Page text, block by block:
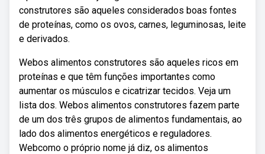
construtores são aqueles considerados boas fontes
de proteínas, como os ovos, carnes, leguminosas, leite
e derivados.
Webos alimentos construtores são aqueles ricos em
proteínas e que têm funções importantes como
aumentar os músculos e cicatrizar tecidos. Veja um
lista dos. Webos alimentos construtores fazem parte
de um dos três grupos de alimentos fundamentais, ao
lado dos alimentos energéticos e reguladores.
Webcomo o próprio nome já diz, os alimentos